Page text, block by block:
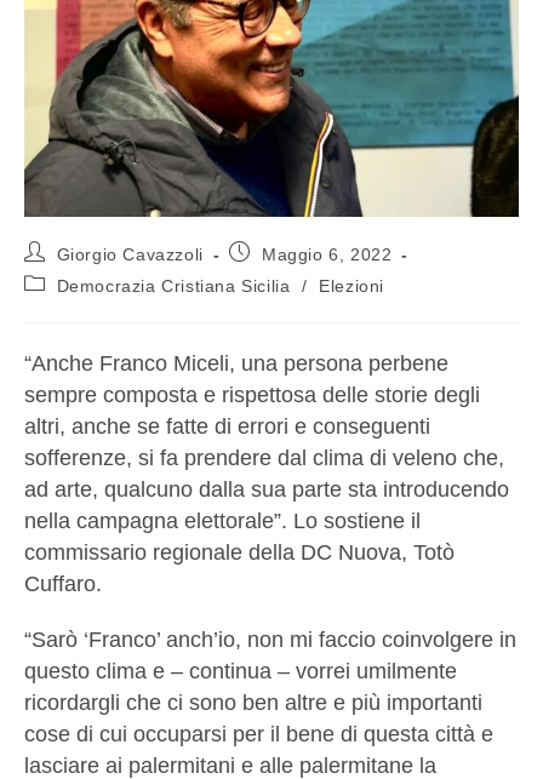
Giorgio Cavazzoli
Maggio 6, 2022
Democrazia Cristiana Sicilia
/ Elezioni
“Anche Franco Miceli, una persona perbene
sempre composta e rispettosa delle storie degli
altri, anche se fatte di errori e conseguenti
sofferenze, si fa prendere dal clima di veleno che,
ad arte, qualcuno dalla sua parte sta introducendo
nella campagna elettorale”. Lo sostiene il
commissario regionale della DC Nuova, Totò
Cuffaro.
“Sarò ‘Franco’ anch’io, non mi faccio coinvolgere in
questo clima e – continua – vorrei umilmente
ricordargli che ci sono ben altre e più importanti
cose di cui occuparsi per il bene di questa città e
lasciare ai palermitani e alle palermitane la